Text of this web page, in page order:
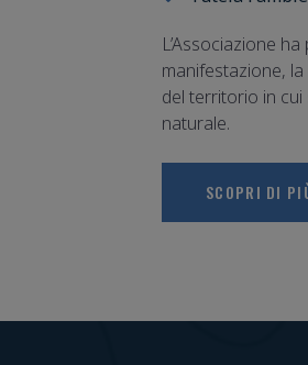
L’Associazione
manifestazione,
del territorio in cui
naturale.
SCOPRI DI